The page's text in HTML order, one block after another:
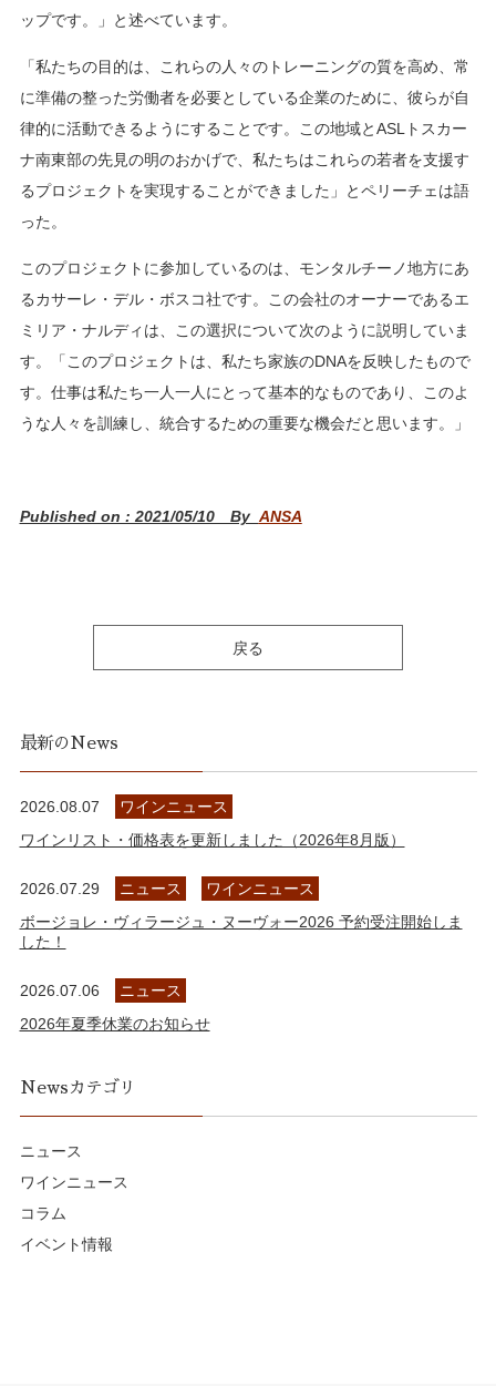
ップです。」と述べています。
「私たちの目的は、これらの人々のトレーニングの質を高め、常
に準備の整った労働者を必要としている企業のために、彼らが自
律的に活動できるようにすることです。この地域とASLトスカー
ナ南東部の先見の明のおかげで、私たちはこれらの若者を支援す
るプロジェクトを実現することができました」とペリーチェは語
った。
このプロジェクトに参加しているのは、モンタルチーノ地方にあ
るカサーレ・デル・ボスコ社です。この会社のオーナーであるエ
ミリア・ナルディは、この選択について次のように説明していま
す。「このプロジェクトは、私たち家族のDNAを反映したもので
す。仕事は私たち一人一人にとって基本的なものであり、このよ
うな人々を訓練し、統合するための重要な機会だと思います。」
Published on : 2021/05/10 By ANSA
戻る
最新のNews
2026.08.07
ワインニュース
ワインリスト・価格表を更新しました（2026年8月版）
2026.07.29 ニュース
ワインニュース
ボージョレ・ヴィラージュ・ヌーヴォー2026 予約受注開始しま
した！
2026.07.06
ニュース
2026年夏季休業のお知らせ
Newsカテゴリ
ニュース
ワインニュース
コラム
イベント情報